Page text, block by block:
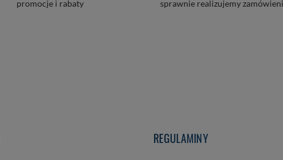
promocje i rabaty sprawnie realizujemy
REGULAMINY